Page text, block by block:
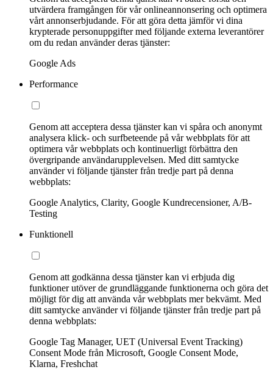
utvärdera framgången för vår onlineannonsering och optimera
vårt annonserbjudande. För att göra detta jämför vi dina
krypterade personuppgifter med följande externa leverantörer
om du redan använder deras tjänster:
Google Ads
Performance
Genom att acceptera dessa tjänster kan vi spåra och anonymt
analysera klick- och surfbeteende på vår webbplats för att
optimera vår webbplats och kontinuerligt förbättra den
övergripande användarupplevelsen. Med ditt samtycke
använder vi följande tjänster från tredje part på denna
webbplats:
Google Analytics, Clarity, Google Kundrecensioner, A/B-
Testing
Funktionell
Genom att godkänna dessa tjänster kan vi erbjuda dig
funktioner utöver de grundläggande funktionerna och göra det
möjligt för dig att använda vår webbplats mer bekvämt. Med
ditt samtycke använder vi följande tjänster från tredje part på
denna webbplats:
Google Tag Manager, UET (Universal Event Tracking)
Consent Mode från Microsoft, Google Consent Mode,
Klarna, Freshchat